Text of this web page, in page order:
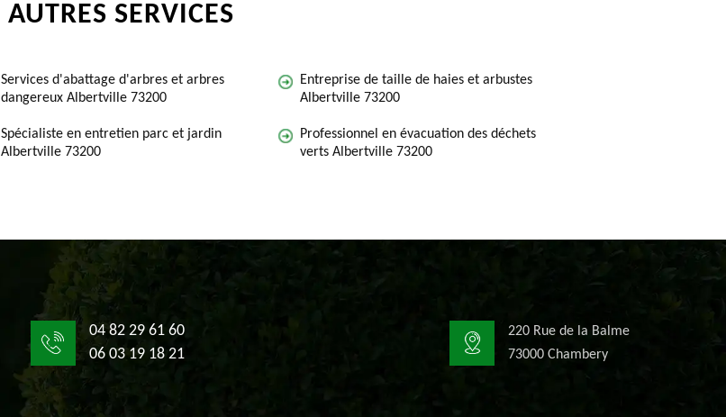
AUTRES SERVICES
Services d'abattage d'arbres et arbres
dangereux Albertville 73200
Spécialiste en entretien parc et jardin
Albertville 73200
Entreprise de taille de haies et arbustes
Albertville 73200
Professionnel en évacuation des déchets
verts Albertville 73200
04 82 29 61 60
06 03 19 18 21
220 Rue de la Balme
73000 Chambery